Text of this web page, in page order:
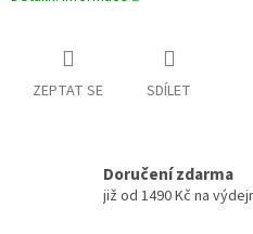
ZEPTAT SE SDÍLET
Doručení zdarma
již od 1490 Kč na